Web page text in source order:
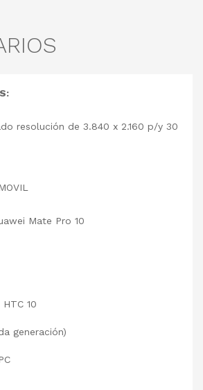
resolución de 3.840 x 2.160 p/y 30
Mate Pro 10
10
generación)